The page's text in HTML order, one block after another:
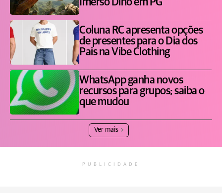
Imerso Dino em PG
Coluna RC apresenta opções
de presentes para o Dia dos
Pais na Vibe Clothing
WhatsApp ganha novos
recursos para grupos; saiba o
que mudou
Ver mais
PUBLICIDADE